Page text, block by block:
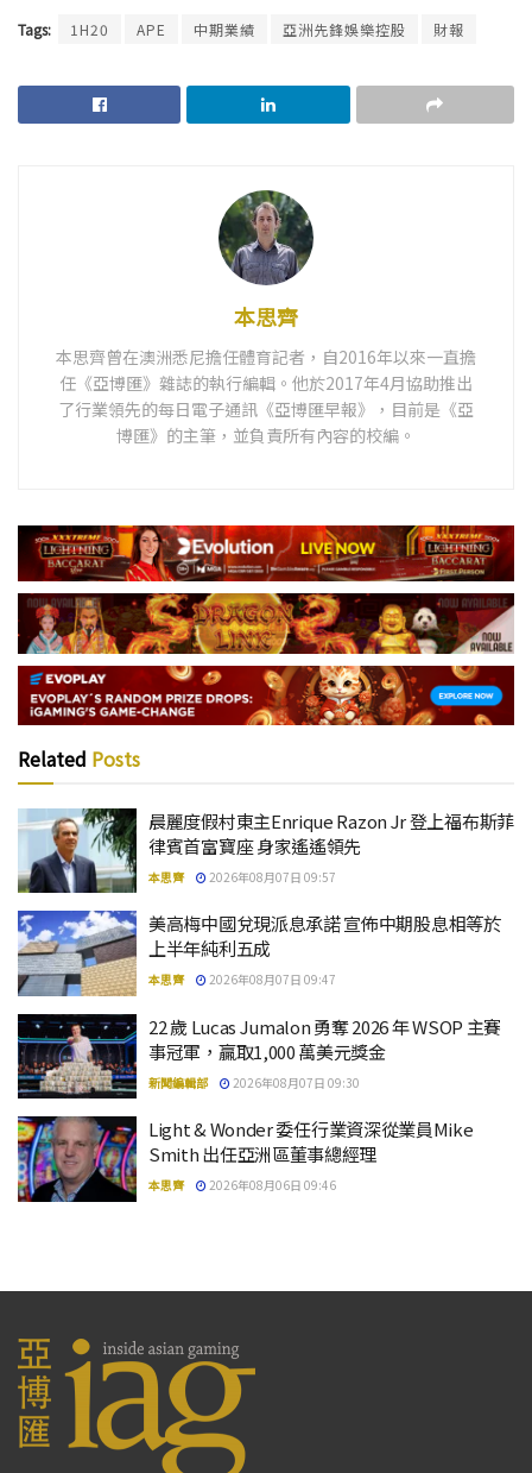
Tags: 1H20 APE 中期業績 亞洲先鋒娛樂控股 財報
本思齊
本思齊曾在澳洲悉尼擔任體育記者，自2016年以來一直擔
任《亞博匯》雜誌的執行編輯。他於2017年4月協助推出
了行業領先的每日電子通訊《亞博匯早報》，目前是《亞
博匯》的主筆，並負責所有內容的校編。
Related Posts
晨麗度假村東主Enrique Razon Jr 登上福布斯菲
律賓首富寶座 身家遙遙領先
本思齊 2026年08月07日 09:57
美高梅中國兌現派息承諾 宣佈中期股息相等於
上半年純利五成
本思齊 2026年08月07日 09:47
22 歲 Lucas Jumalon 勇奪 2026 年 WSOP 主賽
事冠軍，贏取1,000 萬美元獎金
新聞編輯部 2026年08月07日 09:30
Light & Wonder 委任行業資深從業員Mike
Smith 出任亞洲區董事總經理
本思齊 2026年08月06日 09:46